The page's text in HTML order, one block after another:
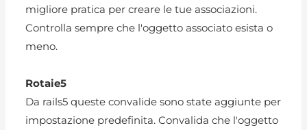
migliore pratica per creare le tue associazioni.
Controlla sempre che l'oggetto associato esista o
meno.
Rotaie5
Da rails5 queste convalide sono state aggiunte per
impostazione predefinita. Convalida che l'oggetto